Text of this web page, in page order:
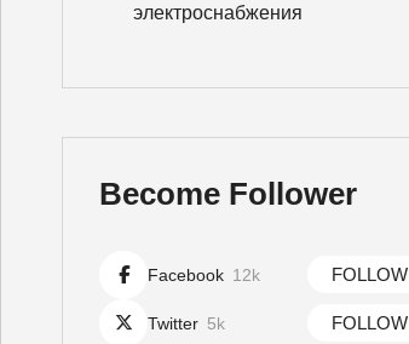
электроснабжения
Become Follower
Facebook 12k FOLLOW
Twitter 5k FOLLOW